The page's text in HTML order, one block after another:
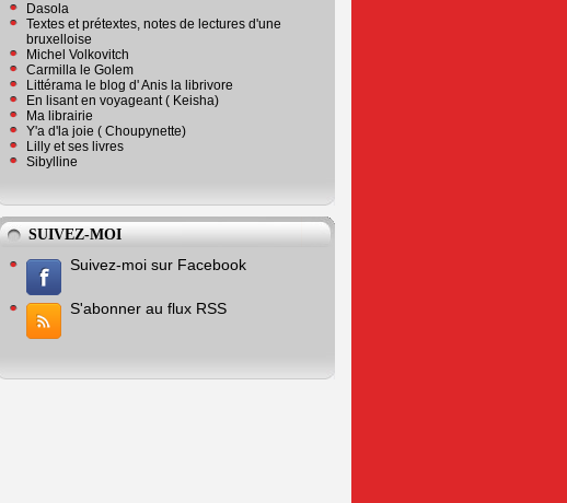
Dasola
Textes et prétextes, notes de lectures d'une
bruxelloise
Michel Volkovitch
Carmilla le Golem
Littérama le blog d' Anis la librivore
En lisant en voyageant ( Keisha)
Ma librairie
Y'a d'la joie ( Choupynette)
Lilly et ses livres
Sibylline
SUIVEZ-MOI
Suivez-moi sur Facebook
S'abonner au flux RSS